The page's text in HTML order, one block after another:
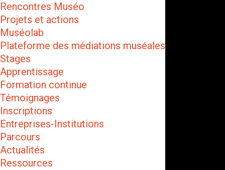
Rencontres Muséo
Projets et actions
Muséolab
Plateforme des médiations muséales
Stages
Apprentissage
Formation continue
Témoignages
Inscriptions
Entreprises-Institutions
Parcours
Actualités
Ressources